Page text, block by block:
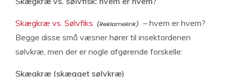
Skægkræ vs. Sølvfiks
– hvem er hvem?
Begge disse små væsner hører til insektordenen
sølvkræ, men der er nogle afgørende forskelle:
Skægkræ (skægget sølvkræ)